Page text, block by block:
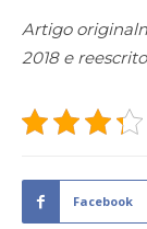
Artigo
2018 e
Facebook